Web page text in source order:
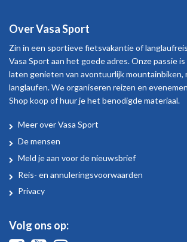
Over Vasa Sport
Zin in een sportieve fietsvakantie of
Vasa Sport aan het goede adres. Onze passie
laten genieten van avontuurlijk mountainbiken,
langlaufen. We organiseren reizen en
Shop koop of huur je het benodigde materiaal.
Over
Vasa
Sport
Meer over Vasa Sport
De mensen
Meld je aan voor de nieuwsbrief
Reis- en annuleringsvoorwaarden
Privacy
Volg ons op: